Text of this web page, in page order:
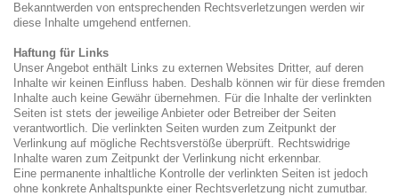
Bekanntwerden von entsprechenden Rechtsverletzungen werden wir
diese Inhalte umgehend entfernen.
Haftung für Links
Unser Angebot enthält Links zu externen Websites Dritter, auf deren
Inhalte wir keinen Einfluss haben. Deshalb können wir für diese fremden
Inhalte auch keine Gewähr übernehmen. Für die Inhalte der verlinkten
Seiten ist stets der jeweilige Anbieter oder Betreiber der Seiten
verantwortlich. Die verlinkten Seiten wurden zum Zeitpunkt der
Verlinkung auf mögliche Rechtsverstöße überprüft. Rechtswidrige
Inhalte waren zum Zeitpunkt der Verlinkung nicht erkennbar.
Eine permanente inhaltliche Kontrolle der verlinkten Seiten ist jedoch
ohne konkrete Anhaltspunkte einer Rechtsverletzung nicht zumutbar.